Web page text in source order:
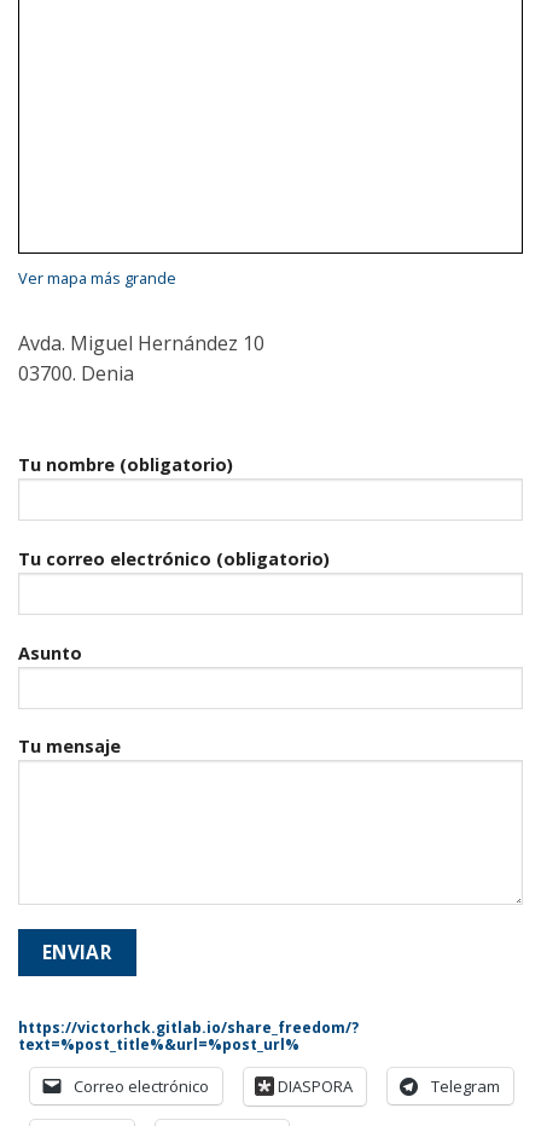
Ver mapa más grande
Avda. Miguel Hernández 10
03700. Denia
Tu nombre (obligatorio)
Tu correo electrónico (obligatorio)
Asunto
Tu mensaje
https://victorhck.gitlab.io/share_freedom/?
text=%post_title%&url=%post_url%
Correo electrónico DIASPORA Telegram